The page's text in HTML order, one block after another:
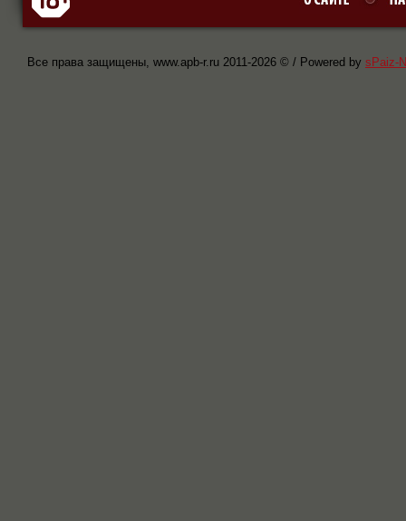
Все права защищены, www.apb-r.ru 2011-2026 © / Powered by sPaiz-